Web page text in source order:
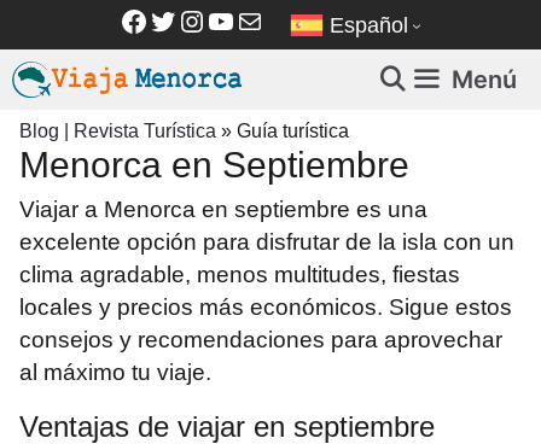
contenido
Facebook
Twitter
Instagram
YouTube
Correo electrónico
Español
Menú
Blog | Revista Turística » Guía turística
Menorca en Septiembre
Viajar a Menorca en septiembre es una
excelente opción para disfrutar de la isla con un
clima agradable, menos multitudes, fiestas
locales y precios más económicos. Sigue estos
consejos y recomendaciones para aprovechar
al máximo tu viaje.
Ventajas de viajar en septiembre